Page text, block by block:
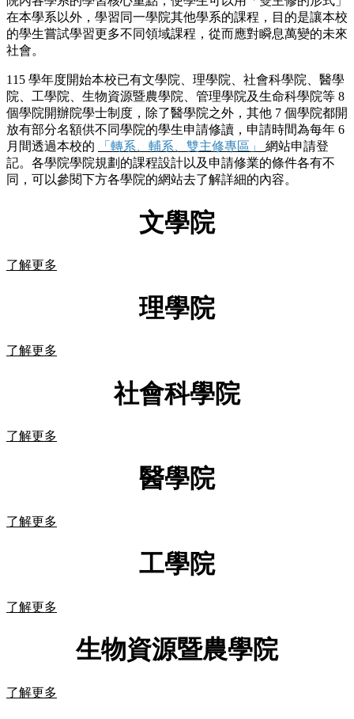
在本學系以外，學習同一學院其他學系的課程，目的是讓本校
的學生嘗試學習更多不同領域課程，從而應對瞬息萬變的未來
社會。
115 學年度開始本校已有文學院、理學院、社會科學院、醫學
院、工學院、生物資源暨農學院、管理學院及生命科學院等 8
個學院開辦院學士制度，除了醫學院之外，其他 7 個學院都開
放有部分名額供不同學院的學生申請修讀，申請時間為每年 6
月間透過本校的
「轉系、輔系、雙主修專區」
網站申請登
記。各學院學院規劃的課程設計以及申請修業的條件各有不
同，可以參閱下方各學院的網站去了解詳細的內容。
文學院
了解更多
理學院
了解更多
社會科學院
了解更多
醫學院
了解更多
工學院
了解更多
生物資源暨農學院
了解更多